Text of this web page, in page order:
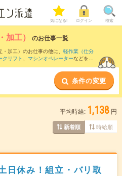
気になる! ログイン 検索
加工） のお仕事一覧
加工）のお仕事の他に、 軽作業（仕分
クリフト 、 マシンオペレーターなどを取
製造（組立・加工）のお仕事とは？とは？
条件の変更
平均時給: 1,138 円
新着順 時給順
日休み！組立・バリ取